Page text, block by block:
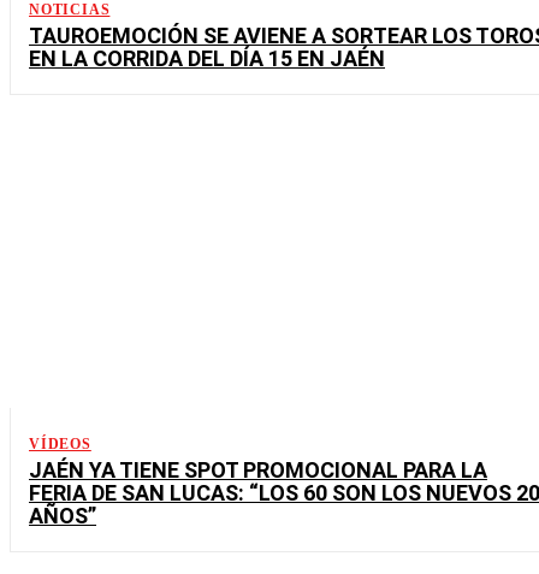
NOTICIAS
TAUROEMOCIÓN SE AVIENE A SORTEAR LOS
EN LA CORRIDA DEL DÍA 15 EN JAÉN
VÍDEOS
JAÉN YA TIENE SPOT PROMOCIONAL PARA LA
FERIA DE SAN LUCAS: “LOS 60 SON LOS NUEVOS 20
AÑOS”